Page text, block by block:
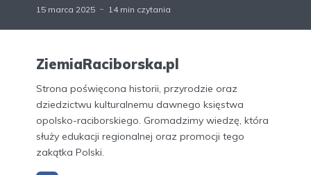
15 marca 2025 14 min czytania
ZiemiaRaciborska.pl
Strona poświęcona historii, przyrodzie oraz
dziedzictwu kulturalnemu dawnego księstwa
opolsko-raciborskiego. Gromadzimy wiedzę, która
służy edukacji regionalnej oraz promocji tego
zakątka Polski.